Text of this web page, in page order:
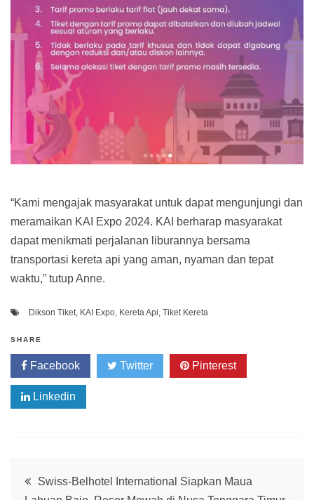
“Kami mengajak masyarakat untuk dapat mengunjungi dan
meramaikan KAI Expo 2024. KAI berharap masyarakat
dapat menikmati perjalanan liburannya bersama
transportasi kereta api yang aman, nyaman dan tepat
waktu,” tutup Anne.
Dikson Tiket, KAI Expo, Kereta Api, Tiket Kereta
SHARE
Facebook Twitter Pinterest
Linkedin
Post
Swiss-Belhotel International Siapkan Maua